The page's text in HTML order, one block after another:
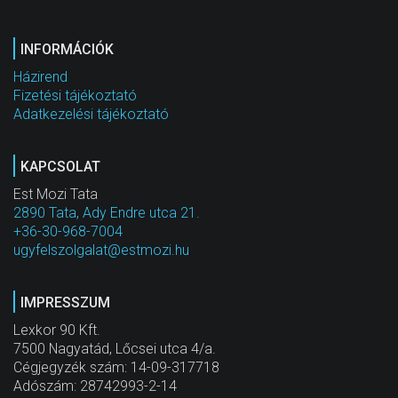
INFORMÁCIÓK
Házirend
Fizetési tájékoztató
Adatkezelési tájékoztató
KAPCSOLAT
Est Mozi Tata
2890 Tata, Ady Endre utca 21.
+36-30-968-7004
ugyfelszolgalat@estmozi.hu
IMPRESSZUM
Lexkor 90 Kft.
7500 Nagyatád, Lőcsei utca 4/a.
Cégjegyzék szám: 14-09-317718
Adószám: 28742993-2-14